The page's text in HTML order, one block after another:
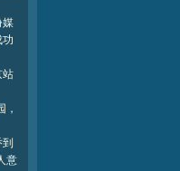
媒
站
到
意